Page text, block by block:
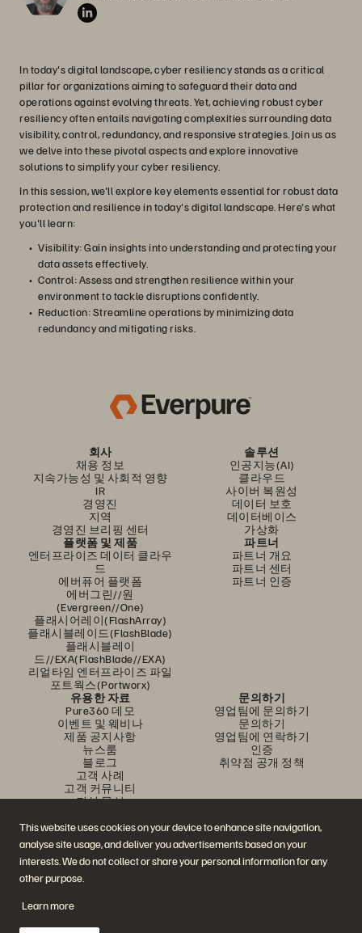
This website uses cookies on your device to enhance site navigation,
analyse site usage, and deliver you advertisements based on your
interests. We do not collect or share your personal information for any
other purpose.
Learn more
In today's digital landscape, cyber resiliency stands as a critical
pillar for organizations aiming to safeguard their data and
operations against evolving threats. Yet, achieving robust cyber
resiliency often entails navigating complexities surrounding data
visibility, control, redundancy, and responsive strategies. Join us as
we delve into these pivotal aspects and explore innovative
solutions to simplify your cyber resiliency.
In this session, we'll explore key elements essential for robust data
protection and resilience in today's digital landscape. Here's what
you'll learn:
Visibility: Gain insights into understanding and protecting your
data assets effectively.
Control: Assess and strengthen resilience within your
environment to tackle disruptions confidently.
Reduction: Streamline operations by minimizing data
redundancy and mitigating risks.
회사
채용 정보
지속가능성 및 사회적 영향
IR
경영진
지역
경영진 브리핑 센터
솔루션
인공지능(AI)
클라우드
사이버 복원성
데이터 보호
데이터베이스
가상화
플랫폼 및 제품
엔터프라이즈 데이터 클라우
드
에버퓨어 플랫폼
에버그린//원
(Evergreen//One)
플래시어레이(FlashArray)
플래시블레이드(FlashBlade)
플래시블레이
드//EXA(FlashBlade//EXA)
리얼타임 엔터프라이즈 파일
포트웍스(Portworx)
파트너
파트너 개요
파트너 센터
파트너 인증
유용한 자료
Pure360 데모
이벤트 및 웨비나
제품 공지사항
뉴스룸
블로그
고객 사례
고객 커뮤니티
지식 문서
문의하기
영업팀에 문의하기
문의하기
영업팀에 연락하기
인증
취약점 공개 정책
문의하기
에버퓨어(Everpure) 공식 소셜미디어 팔로우하기